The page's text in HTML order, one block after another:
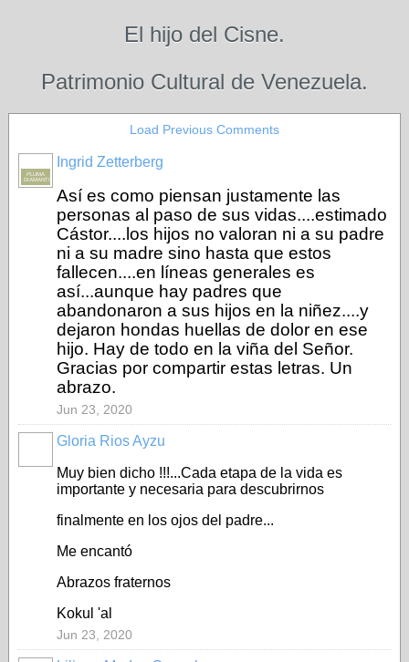
El hijo del Cisne.
Patrimonio Cultural de Venezuela.
Load Previous Comments
PLUMA
DIAMANTINA
Ingrid Zetterberg
Así es como piensan justamente las
personas al paso de sus vidas....estimado
Cástor....los hijos no valoran ni a su padre
ni a su madre sino hasta que estos
fallecen....en líneas generales es
así...aunque hay padres que
abandonaron a sus hijos en la niñez....y
dejaron hondas huellas de dolor en ese
hijo. Hay de todo en la viña del Señor.
Gracias por compartir estas letras. Un
abrazo.
Jun 23, 2020
Gloria Rios Ayzu
Muy bien dicho !!!...Cada etapa de la vida es
importante y necesaria para descubrirnos
finalmente en los ojos del padre...
Me encantó
Abrazos fraternos
Kokul 'al
Jun 23, 2020